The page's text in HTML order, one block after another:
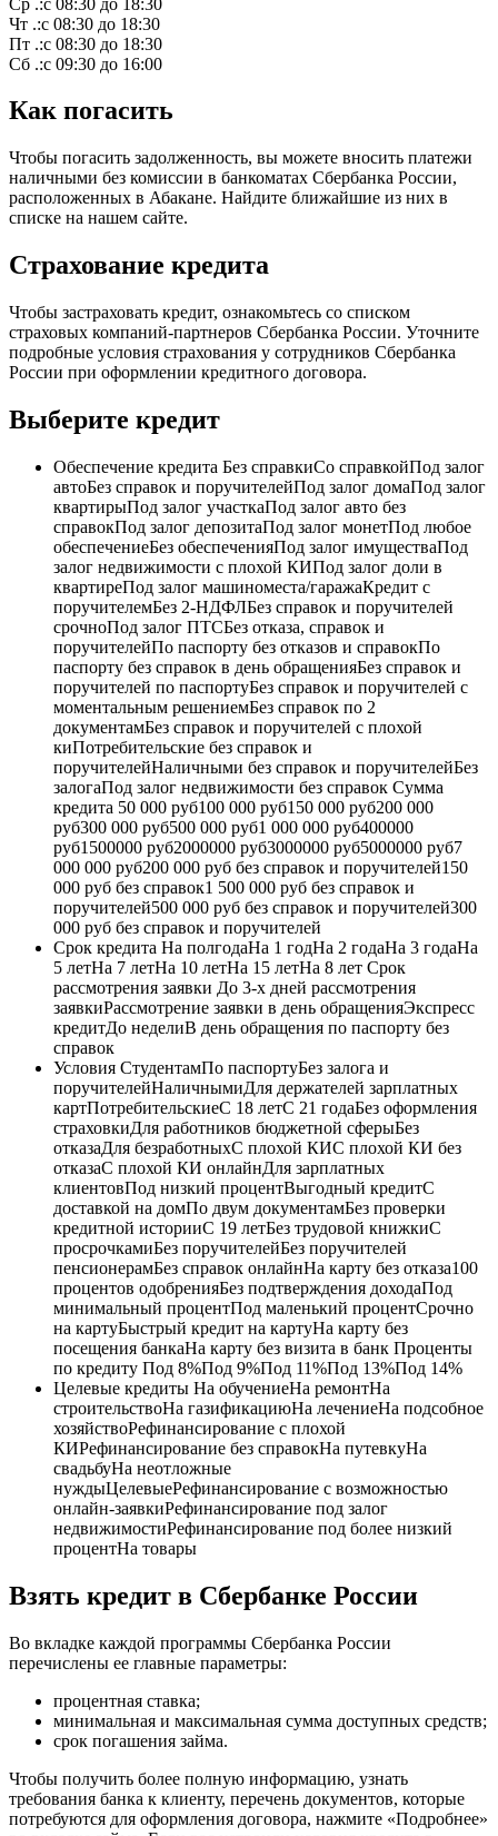
Чт .:с 08:30 до 18:30
Пт .:с 08:30 до 18:30
Сб .:с 09:30 до 16:00
Как погасить
Чтобы погасить задолженность, вы можете вносить платежи
наличными без комиссии в банкоматах Сбербанка России,
расположенных в Абакане. Найдите ближайшие из них в
списке на нашем сайте.
Страхование кредита
Чтобы застраховать кредит, ознакомьтесь со списком
страховых компаний-партнеров Сбербанка России. Уточните
подробные условия страхования у сотрудников Сбербанка
России при оформлении кредитного договора.
Выберите кредит
Обеспечение кредита Без справкиСо справкойПод залог
автоБез справок и поручителейПод залог домаПод залог
квартирыПод залог участкаПод залог авто без
справокПод залог депозитаПод залог монетПод любое
обеспечениеБез обеспеченияПод залог имуществаПод
залог недвижимости с плохой КИПод залог доли в
квартиреПод залог машиноместа/гаражаКредит с
поручителемБез 2-НДФЛБез справок и поручителей
срочноПод залог ПТСБез отказа, справок и
поручителейПо паспорту без отказов и справокПо
паспорту без справок в день обращенияБез справок и
поручителей по паспортуБез справок и поручителей с
моментальным решениемБез справок по 2
документамБез справок и поручителей с плохой
киПотребительские без справок и
поручителейНаличными без справок и поручителейБез
залогаПод залог недвижимости без справок Сумма
кредита 50 000 руб100 000 руб150 000 руб200 000
руб300 000 руб500 000 руб1 000 000 руб400000
руб1500000 руб2000000 руб3000000 руб5000000 руб7
000 000 руб200 000 руб без справок и поручителей150
000 руб без справок1 500 000 руб без справок и
поручителей500 000 руб без справок и поручителей300
000 руб без справок и поручителей
Срок кредита На полгодаНа 1 годНа 2 годаНа 3 годаНа
5 летНа 7 летНа 10 летНа 15 летНа 8 лет Срок
рассмотрения заявки До 3-х дней рассмотрения
заявкиРассмотрение заявки в день обращенияЭкспресс
кредитДо неделиВ день обращения по паспорту без
справок
Условия СтудентамПо паспортуБез залога и
поручителейНаличнымиДля держателей зарплатных
картПотребительскиеС 18 летС 21 годаБез оформления
страховкиДля работников бюджетной сферыБез
отказаДля безработныхС плохой КИС плохой КИ без
отказаС плохой КИ онлайнДля зарплатных
клиентовПод низкий процентВыгодный кредитС
доставкой на домПо двум документамБез проверки
кредитной историиС 19 летБез трудовой книжкиС
просрочкамиБез поручителейБез поручителей
пенсионерамБез справок онлайнНа карту без отказа100
процентов одобренияБез подтверждения доходаПод
минимальный процентПод маленький процентСрочно
на картуБыстрый кредит на картуНа карту без
посещения банкаНа карту без визита в банк Проценты
по кредиту Под 8%Под 9%Под 11%Под 13%Под 14%
Целевые кредиты На обучениеНа ремонтНа
строительствоНа газификациюНа лечениеНа подсобное
хозяйствоРефинансирование с плохой
КИРефинансирование без справокНа путевкуНа
свадьбуНа неотложные
нуждыЦелевыеРефинансирование с возможностью
онлайн-заявкиРефинансирование под залог
недвижимостиРефинансирование под более низкий
процентНа товары
Взять кредит в Сбербанке России
Во вкладке каждой программы Сбербанка России
перечислены ее главные параметры:
процентная ставка;
минимальная и максимальная сумма доступных средств;
срок погашения займа.
Чтобы получить более полную информацию, узнать
требования банка к клиенту, перечень документов, которые
потребуются для оформления договора, нажмите «Подробнее»